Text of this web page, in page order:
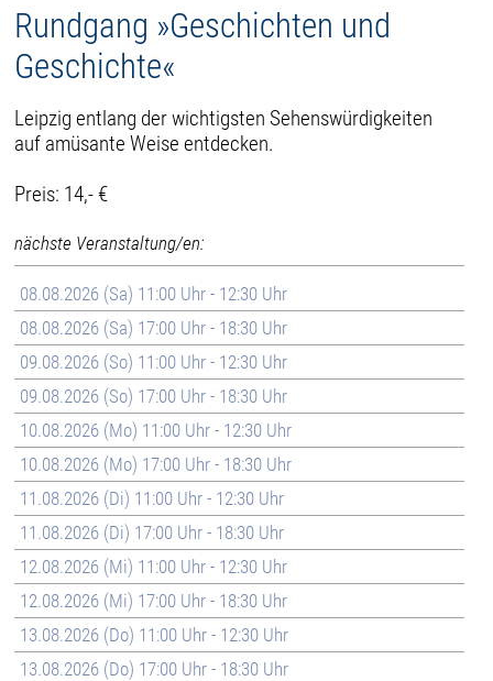
Rundgang »Geschichten und
Geschichte«
Leipzig entlang der wichtigsten Sehenswürdigkeiten
auf amüsante Weise entdecken.
Preis: 14,- €
nächste Veranstaltung/en:
08.08.2026 (Sa) 11:00 Uhr - 12:30 Uhr
08.08.2026 (Sa) 17:00 Uhr - 18:30 Uhr
09.08.2026 (So) 11:00 Uhr - 12:30 Uhr
09.08.2026 (So) 17:00 Uhr - 18:30 Uhr
10.08.2026 (Mo) 11:00 Uhr - 12:30 Uhr
10.08.2026 (Mo) 17:00 Uhr - 18:30 Uhr
11.08.2026 (Di) 11:00 Uhr - 12:30 Uhr
11.08.2026 (Di) 17:00 Uhr - 18:30 Uhr
12.08.2026 (Mi) 11:00 Uhr - 12:30 Uhr
12.08.2026 (Mi) 17:00 Uhr - 18:30 Uhr
13.08.2026 (Do) 11:00 Uhr - 12:30 Uhr
13.08.2026 (Do) 17:00 Uhr - 18:30 Uhr